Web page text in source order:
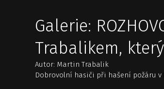
Galerie:
Trabalikem,
Autor: Martin Trabalik
Dobrovolní hasiči při hašení požáru v